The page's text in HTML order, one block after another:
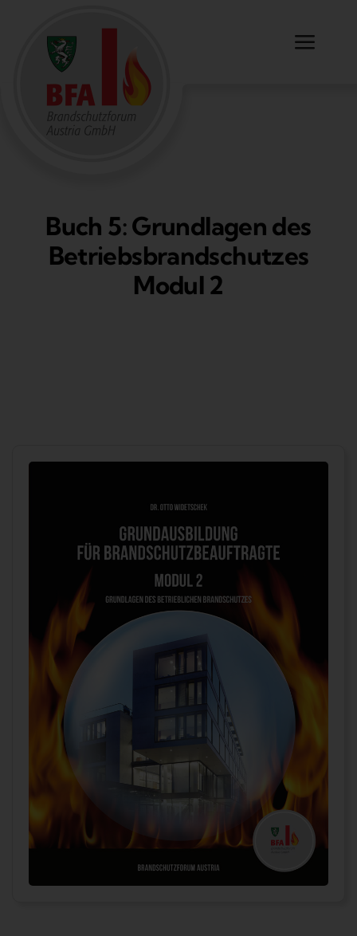
springen
Ausbildungen & Dienstleistungen
Partner
Über uns
KFU Graz
Buch 5: Grundlagen des
Betriebsbrandschutzes
Modul 2